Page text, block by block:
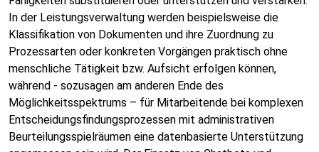
In der Leistungsverwaltung werden beispielsweise die
Klassifikation von Dokumenten und ihre Zuordnung zu
Prozessarten oder konkreten Vorgängen praktisch ohne
menschliche Tätigkeit bzw. Aufsicht erfolgen können,
während - sozusagen am anderen Ende des
Möglichkeitsspektrums – für Mitarbeitende bei komplexen
Entscheidungsfindungsprozessen mit administrativen
Beurteilungsspielräumen eine datenbasierte Unterstützung